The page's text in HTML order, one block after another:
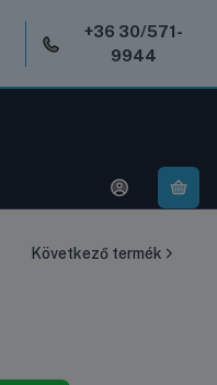
+36 30/571-
9944
Következő termék